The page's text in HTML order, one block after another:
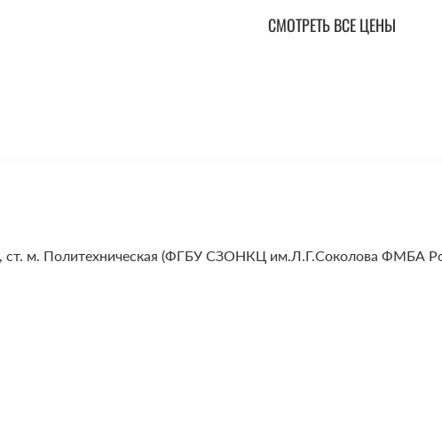
СМОТРЕТЬ ВСЕ ЦЕНЫ
ст. м. Политехническая (ФГБУ СЗОНКЦ им.Л.Г.Соколова ФМБА